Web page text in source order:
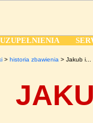
UZUPEŁNIENIA
> historia zbawienia > Jakub i...